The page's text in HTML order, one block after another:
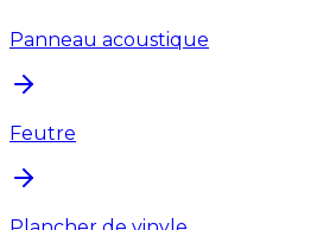
Panneau acoustique
Feutre